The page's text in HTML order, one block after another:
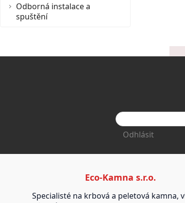
Odborná instalace a
spuštění
Odhlásit
Eco-Kamna s.r.o.
Specialisté na krbová a peletová kamna,